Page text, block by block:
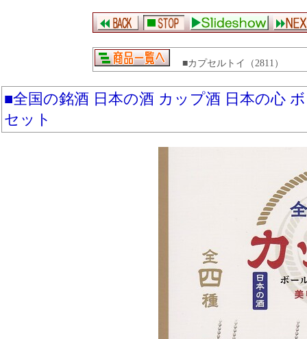
■カプセルトイ（2811）
■全国の銘酒 日本の酒 カップ酒 日本の心
セット